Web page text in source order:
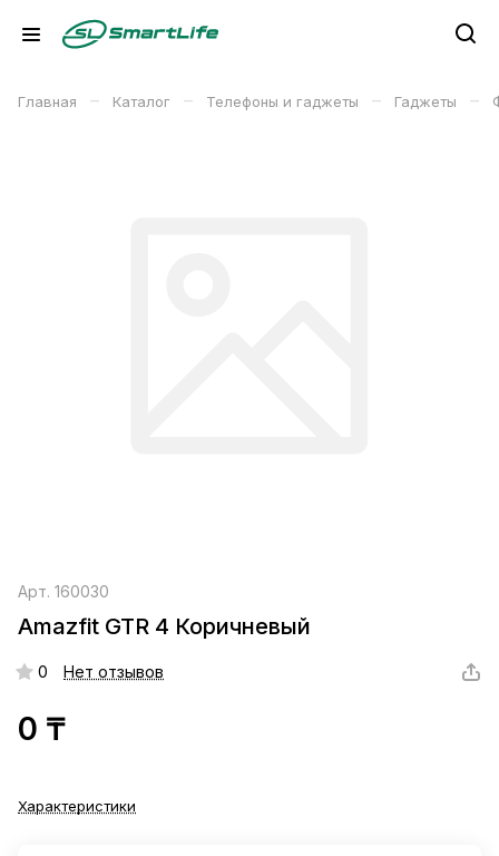
Главная – Каталог – Телефоны и гаджеты – Гаджеты –
Арт. 160030
Amazfit GTR 4 Коричневый
0 Нет отзывов
0 ₸
Характеристики